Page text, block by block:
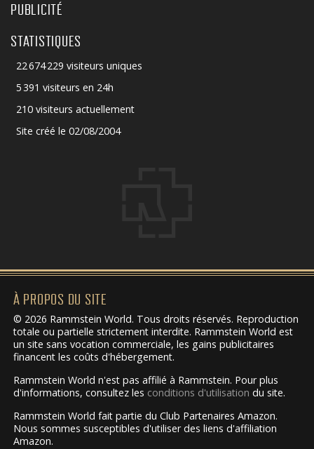
PUBLICITÉ
STATISTIQUES
22 674 229 visiteurs uniques
5 391 visiteurs en 24h
210 visiteurs actuellement
Site créé le 02/08/2004
À PROPOS DU SITE
© 2026 Rammstein World. Tous droits réservés. Reproduction
totale ou partielle strictement interdite. Rammstein World est
un site sans vocation commerciale, les gains publicitaires
financent les coûts d'hébergement.
Rammstein World n'est pas affilié à Rammstein. Pour plus
d'informations, consultez les conditions d'utilisation du site.
Rammstein World fait partie du Club Partenaires Amazon.
Nous sommes susceptibles d'utiliser des liens d'affiliation
Amazon.